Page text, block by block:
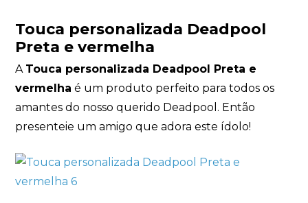
Touca personalizada Deadpool
Preta e vermelha
A Touca personalizada Deadpool Preta e
vermelha é um produto perfeito para todos os
amantes do nosso querido Deadpool. Então
presenteie um amigo que adora este ídolo!